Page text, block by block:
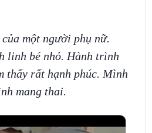
một người phụ nữ.
linh bé nhỏ. Hành trình
thấy rất hạnh phúc. Mình
mang thai.